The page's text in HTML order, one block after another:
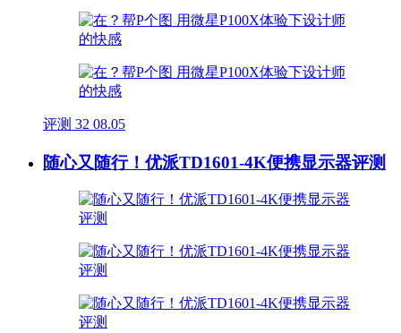
评测 32 08.05
随心又随行！优派TD1601-4K便携显示器评测